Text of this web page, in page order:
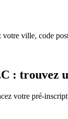
votre ville, code
: trouvez
votre pré-